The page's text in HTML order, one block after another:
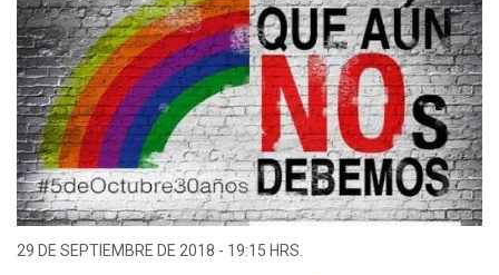
29 DE SEPTIEMBRE DE 2018 - 19:15 HRS.